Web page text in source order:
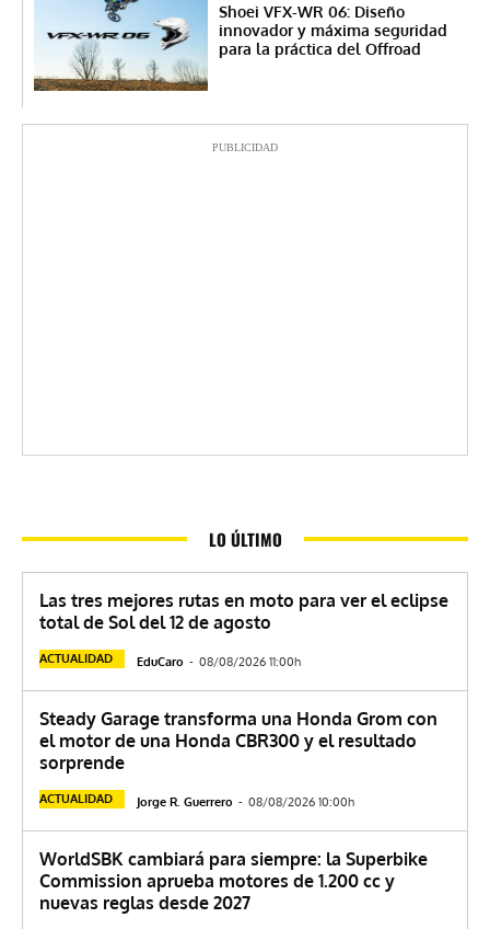
Shoei VFX-WR 06: Diseño
innovador y máxima seguridad
para la práctica del Offroad
PUBLICIDAD
LO ÚLTIMO
Las tres mejores rutas en moto para ver el eclipse
total de Sol del 12 de agosto
ACTUALIDAD EduCaro - 08/08/2026 11:00h
Steady Garage transforma una Honda Grom con
el motor de una Honda CBR300 y el resultado
sorprende
ACTUALIDAD Jorge R. Guerrero - 08/08/2026 10:00h
WorldSBK cambiará para siempre: la Superbike
Commission aprueba motores de 1.200 cc y
nuevas reglas desde 2027